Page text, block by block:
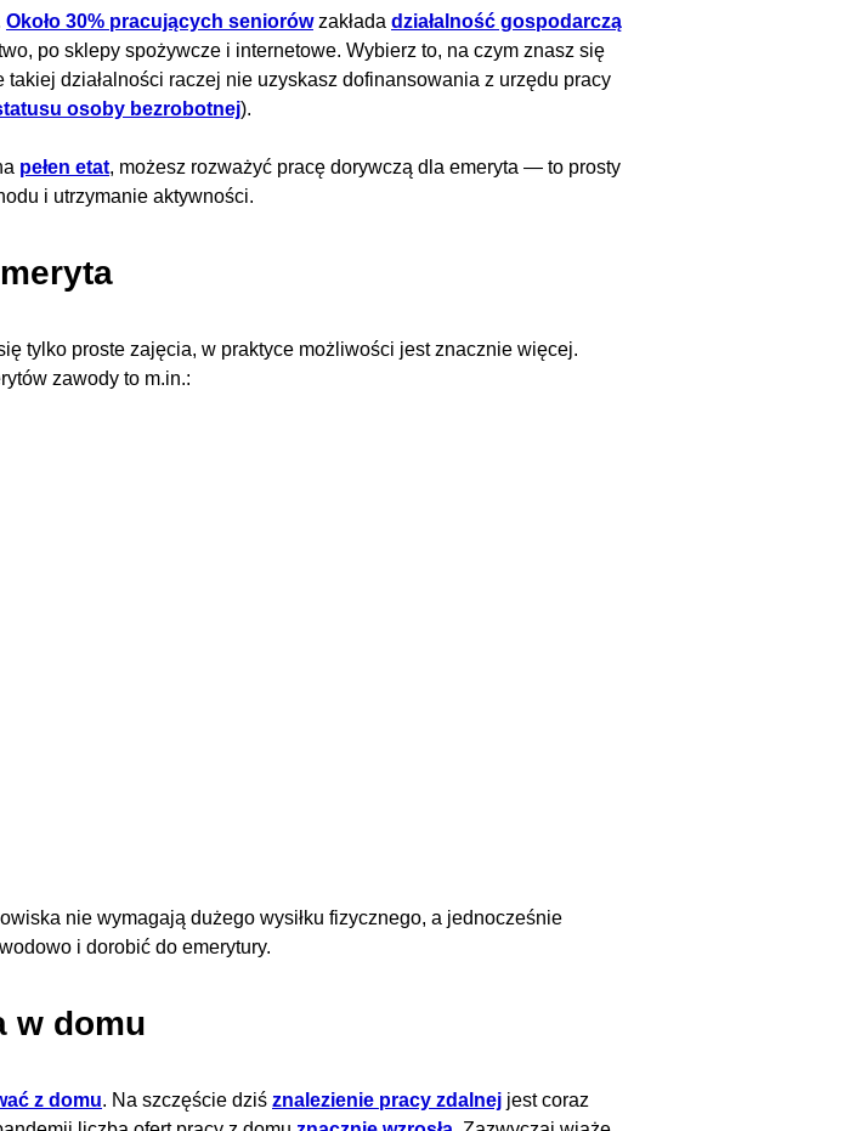
Około 30% pracujących seniorówzakłada działalność gospodarczą
po sklepy spożywcze i internetowe. Wybierz to, na czym znasz się
działalności raczej nie uzyskasz dofinansowania z urzędu pracy
osoby bezrobotnej).
pełen etat, możesz rozważyć pracę dorywczą dla emeryta — to prosty
i utrzymanie aktywności.
tylko proste zajęcia, w praktyce możliwości jest znacznie więcej.
zawody to m.in.:
nie wymagają dużego wysiłku fizycznego, a jednocześnie
i dorobić do emerytury.
w domu
z domu. Na szczęście dziś znalezienie pracy zdalnej jest coraz